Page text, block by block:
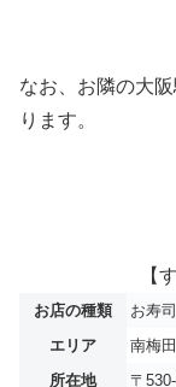
なお、お隣の大
ります。
【
お店の種類
お寿司
エリア
南梅
所在地
〒